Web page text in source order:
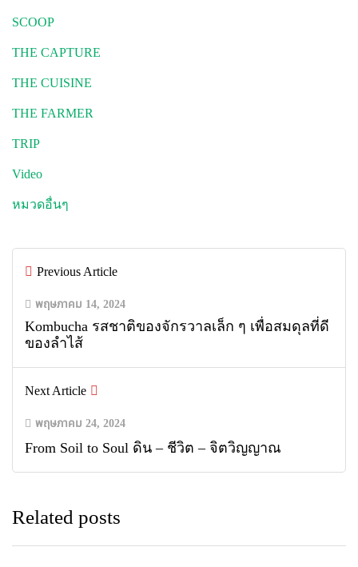
SCOOP
THE CAPTURE
THE CUISINE
THE FARMER
TRIP
Video
หมวดอื่นๆ
Previous Article
พฤษภาคม 14, 2024
Kombucha รสชาติของจักรวาลเล็ก ๆ เพื่อสมดุลที่ดี
ของลำไส้
Next Article
พฤษภาคม 24, 2024
From Soil to Soul ดิน – ชีวิต – จิตวิญญาณ
Related posts